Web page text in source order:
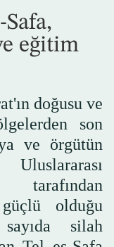
eğitim
doğusu ve
son
ve örgütün
olduğu
silah